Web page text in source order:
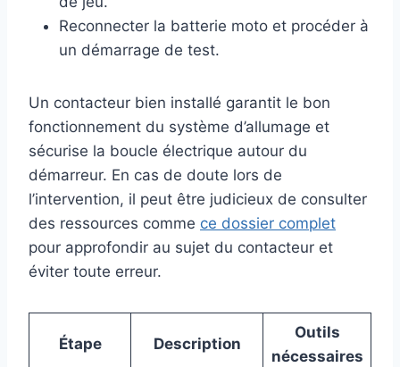
Reconnecter la batterie moto et procéder à
un démarrage de test.
Un contacteur bien installé garantit le bon
fonctionnement du système d’allumage et
sécurise la boucle électrique autour du
démarreur. En cas de doute lors de
l’intervention, il peut être judicieux de consulter
des ressources comme ce dossier complet
pour approfondir au sujet du contacteur et
éviter toute erreur.
Étape Description
Outils
nécessaires